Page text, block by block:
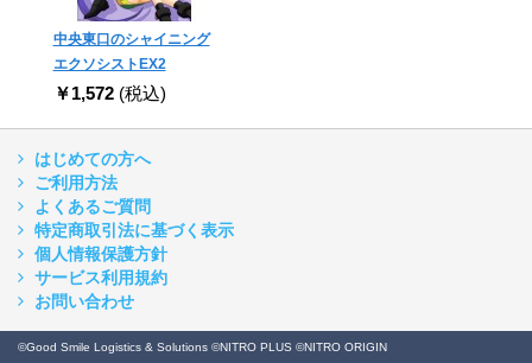
中央東口のシャイニング
エクソシストEX2
￥1,572 (税込)
はじめての方へ
ご利用方法
よくあるご質問
特定商取引法に基づく表示
個人情報保護方針
サービス利用規約
お問い合わせ
©Good Smile Logistics & Solutions ©NITRO PLUS ©NITRO ORIGIN